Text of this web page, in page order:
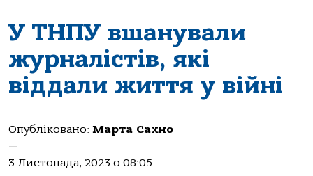
У ТНПУ вшанували
журналістів, які
віддали життя у війні
Опубліковано: Марта Сахно
—
3 Листопада, 2023 о 08:05